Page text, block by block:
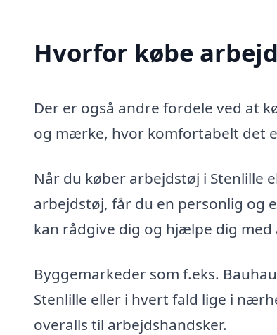
Hvorfor købe
Der er også andre fordele ved at
og mærke, hvor komfortabelt det
Når du køber arbejdstøj i Stenlille
arbejdstøj, får du en personlig og
kan rådgive dig og hjælpe dig
Byggemarkeder som f.eks.
Stenlille eller i hvert fald lige i
overalls til arbejdshandsker.